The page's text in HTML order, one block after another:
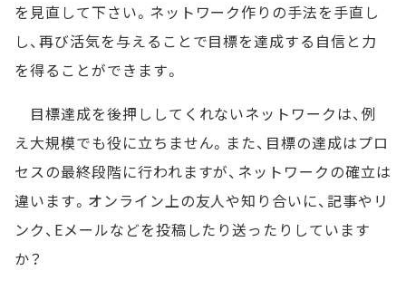
を見直して下さい。ネットワーク作りの手法を手直し
し、再び活気を与えることで目標を達成する自信と力
を得ることができます。
目標達成を後押ししてくれないネットワークは、例
え大規模でも役に立ちません。また、目標の達成はプロ
セスの最終段階に行われますが、ネットワークの確立は
違います。オンライン上の友人や知り合いに、記事やリ
ンク、Eメールなどを投稿したり送ったりしています
か？